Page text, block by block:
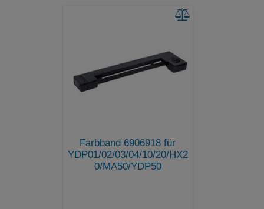
Farbband 6906918 für
YDP01/02/03/04/10/20/HX2
0/MA50/YDP50